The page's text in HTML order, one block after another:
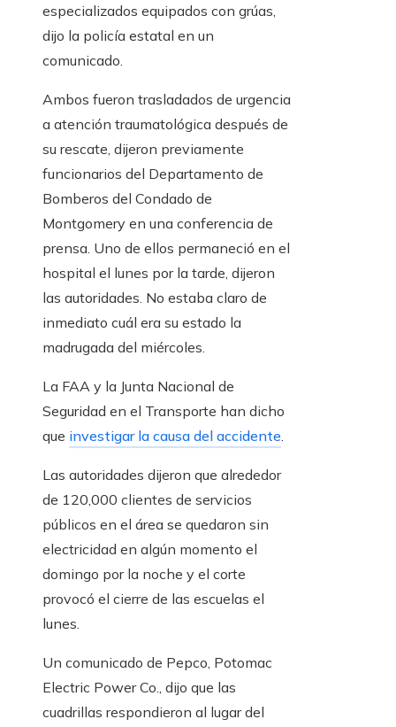
especializados equipados con grúas,
dijo la policía estatal en un
comunicado.
Ambos fueron trasladados de urgencia
a atención traumatológica después de
su rescate, dijeron previamente
funcionarios del Departamento de
Bomberos del Condado de
Montgomery en una conferencia de
prensa. Uno de ellos permaneció en el
hospital el lunes por la tarde, dijeron
las autoridades. No estaba claro de
inmediato cuál era su estado la
madrugada del miércoles.
La FAA y la Junta Nacional de
Seguridad en el Transporte han dicho
que investigar la causa del accidente.
Las autoridades dijeron que alrededor
de 120,000 clientes de servicios
públicos en el área se quedaron sin
electricidad en algún momento el
domingo por la noche y el corte
provocó el cierre de las escuelas el
lunes.
Un comunicado de Pepco, Potomac
Electric Power Co., dijo que las
cuadrillas respondieron al lugar del